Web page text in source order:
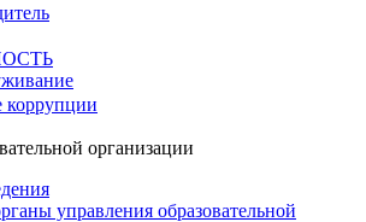
коррупции
организации
управления образовательной